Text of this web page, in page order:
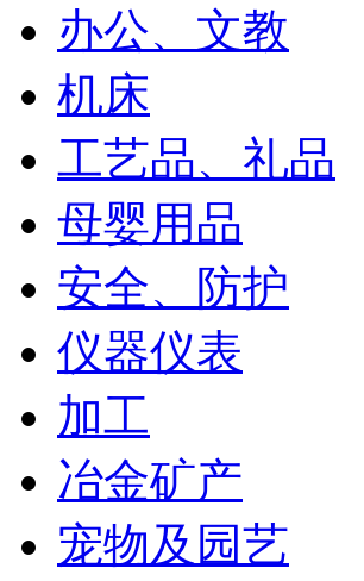
办公、文教
机床
工艺品、礼品
母婴用品
安全、防护
仪器仪表
加工
冶金矿产
宠物及园艺